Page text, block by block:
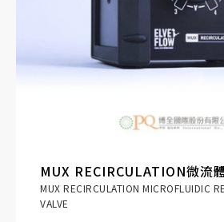
MUX RECIRCULATION微流
MUX RECIRCULATION MICROFLUIDIC
VALVE